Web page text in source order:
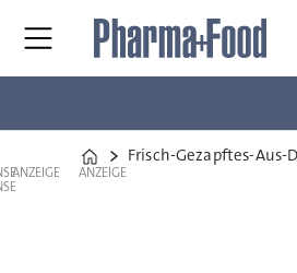
Home
Frisch-Gezapftes-Aus-
ANZEIGE ANZEIGE